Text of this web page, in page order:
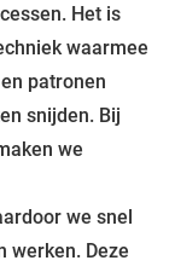
Het is
waarmee
patronen
snijden. Bij
we
we snel
werken. Deze